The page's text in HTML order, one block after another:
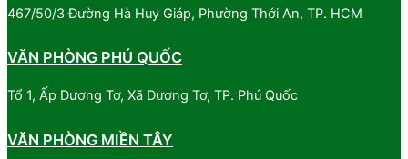
467/50/3 Đường Hà Huy Giáp, Phường Thới An, TP. HCM
VĂN PHÒNG PHÚ QUỐC
Tổ 1, Ấp Dương Tơ, Xã Dương Tơ, TP. Phú Quốc
VĂN PHÒNG MIỀN TÂY